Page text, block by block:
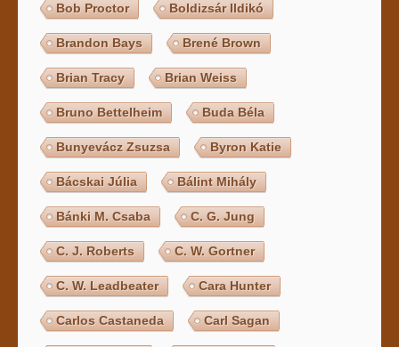
Bob Proctor Boldizsár Ildikó
Brandon Bays Brené Brown
Brian Tracy Brian Weiss
Bruno Bettelheim Buda Béla
Bunyevácz Zsuzsa Byron Katie
Bácskai Júlia Bálint Mihály
Bánki M. Csaba C. G. Jung
C. J. Roberts C. W. Gortner
C. W. Leadbeater Cara Hunter
Carlos Castaneda Carl Sagan